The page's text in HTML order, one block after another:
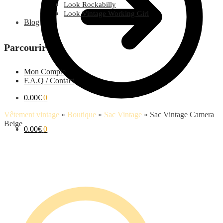
0.00€ 0
Look Rockabilly
Look Vintage Working Girl
Blog
Parcourir
Mon Compte
F.A.Q / Contact
0.00€ 0
Vêtement vintage » Boutique » Sac Vintage » Sac Vintage Camera
Beige